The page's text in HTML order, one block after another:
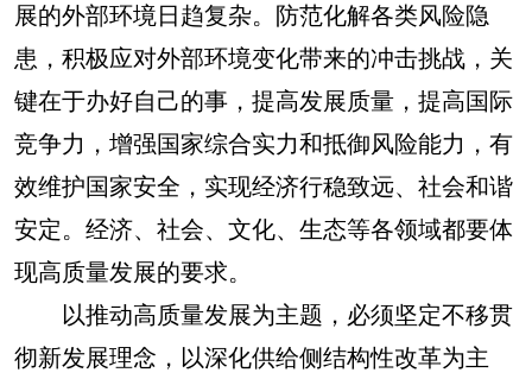
展的外部环境日趋复杂。防范化解各类风险隐
患，积极应对外部环境变化带来的冲击挑战，关
键在于办好自己的事，提高发展质量，提高国际
竞争力，增强国家综合实力和抵御风险能力，有
效维护国家安全，实现经济行稳致远、社会和谐
安定。经济、社会、文化、生态等各领域都要体
现高质量发展的要求。
以推动高质量发展为主题，必须坚定不移贯
彻新发展理念，以深化供给侧结构性改革为主